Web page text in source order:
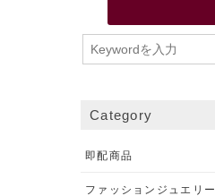
Category
即配商品
ファッションジュエリー